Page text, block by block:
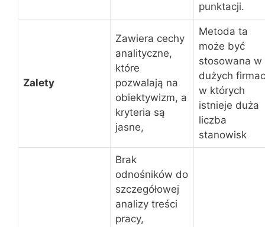
punktacji.
Zalety
Zawiera cechy
analityczne,
które
pozwalają na
obiektywizm, a
kryteria są
jasne,
Metoda ta
może być
stosowana w
dużych
w których
istnieje duża
liczba
stanowisk
Brak
odnośników do
szczegółowej
analizy treści
pracy,